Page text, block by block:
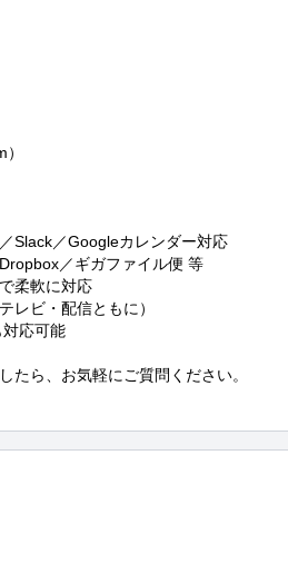
Slack／Googleカレンダー対応
／ギガファイル便 等
柔軟に対応
レビ・配信ともに）
応可能
たら、お気軽にご質問ください。